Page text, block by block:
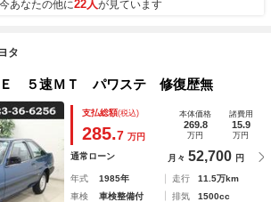
今あなたの他に22人が見ています
タ
５速ＭＴ パワステ 修復歴無
支払総額(税込)
285.7 万円
本体価格
269.8
万円
諸費用
15.9
万円
通常ローン 月々 52,700 円
年式 1985年 走行
11.5万km
車検
車検整備付 排気
1500cc